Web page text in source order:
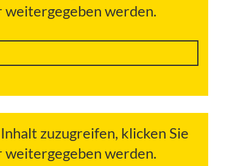
weitergegeben werden.
zuzugreifen, klicken Sie
weitergegeben werden.